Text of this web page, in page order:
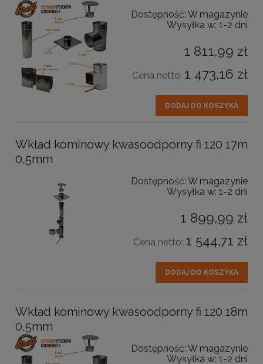
Dostępność: W magazynie
Wysyłka w: 1-2 dni
1 811,99 zł
Cena netto: 1 473,16 zł
DODAJ DO KOSZYKA
Wkład kominowy kwasoodporny fi 120 17m
0,5mm
Dostępność: W magazynie
Wysyłka w: 1-2 dni
1 899,99 zł
Cena netto: 1 544,71 zł
DODAJ DO KOSZYKA
Wkład kominowy kwasoodporny fi 120 18m
0,5mm
Dostępność: W magazynie
Wysyłka w: 1-2 dni